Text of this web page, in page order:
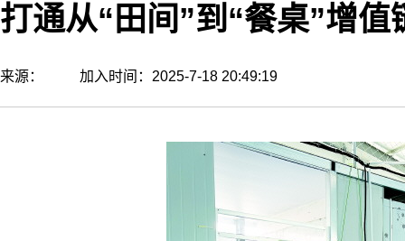
打通从“田间”到“餐桌”增
来源： 加入时间：2025-7-18 20:49:19